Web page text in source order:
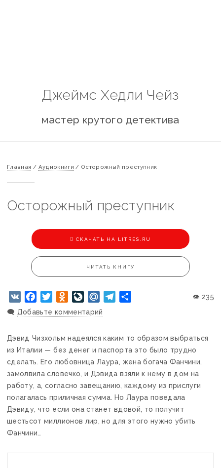
Джеймс Хедли Чейз
мастер крутого детектива
Главная / Аудиокниги / Осторожный преступник
Осторожный преступник
CКАЧАТЬ НА LITRES.RU
ЧИТАТЬ КНИГУ
VK Facebook
TwitterOdnoklassniki
LiveJournal
Mail.RuTelegram
👁 235
🗨️ Добавьте комментарий
Дэвид Чизхольм надеялся каким то образом выбраться
из Италии — без денег и паспорта это было трудно
сделать. Его любовница Лаура, жена богача Фанчини,
замолвила словечко, и Дэвида взяли к нему в дом на
работу, а, согласно завещанию, каждому из прислуги
полагалась приличная сумма. Но Лаура поведала
Дэвиду, что если она станет вдовой, то получит
шестьсот миллионов лир, но для этого нужно убить
Фанчини…